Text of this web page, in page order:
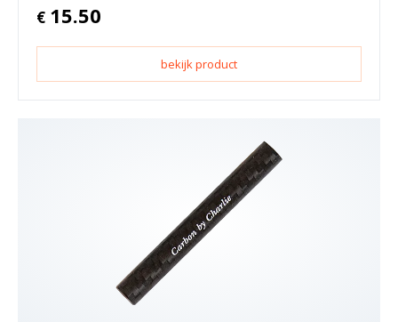
€ 15.50
bekijk product